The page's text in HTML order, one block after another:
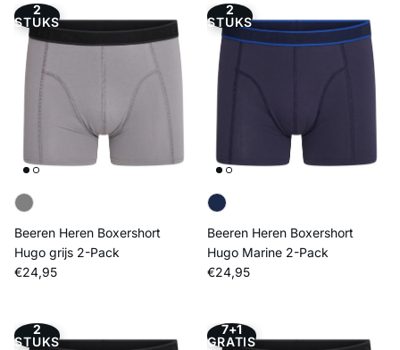
2
STUKS
Beeren Heren Boxershort
Hugo grijs 2-Pack
Reguliere prijs
€24,95
2
STUKS
Beeren Heren Boxershort
Hugo Marine 2-Pack
Reguliere prijs
€24,95
2
STUKS
7+1
GRATIS